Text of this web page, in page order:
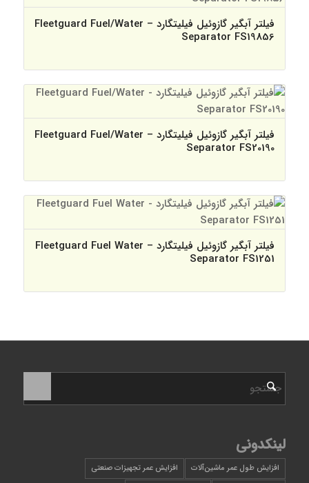
فیلتر آبگیر گازوئیل فیلیتگارد – Fleetguard Fuel/Water
Separator FS19856
فیلتر آبگیر گازوئیل فیلیتگارد – Fleetguard Fuel/Water
Separator FS20190
فیلتر آبگیر گازوئیل فیلیتگارد – Fleetguard Fuel Water
Separator FS1251
لینکدونی
افزایش طول عمر ماشین‌آلات
افزایش عمر تجهیزات صنعتی